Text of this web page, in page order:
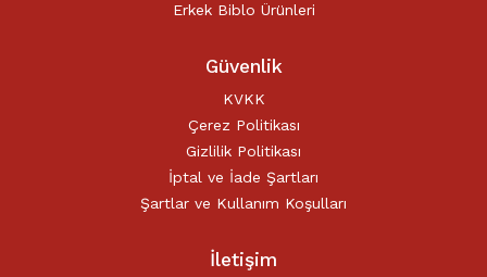
Erkek Biblo Ürünleri
Güvenlik
KVKK
Çerez Politikası
Gizlilik Politikası
İptal ve İade Şartları
Şartlar ve Kullanım Koşulları
İletişim